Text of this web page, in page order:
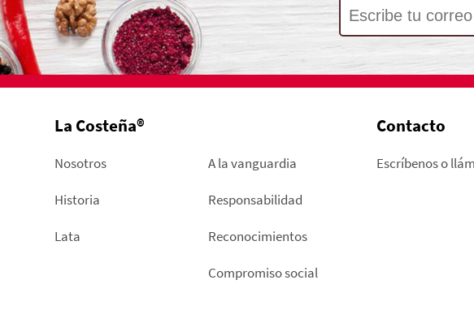
La Costeña®
Nosotros
Historia
Lata
A la vanguardia
Responsabilidad
Reconocimientos
Compromiso social
Contacto
Escríbenos o